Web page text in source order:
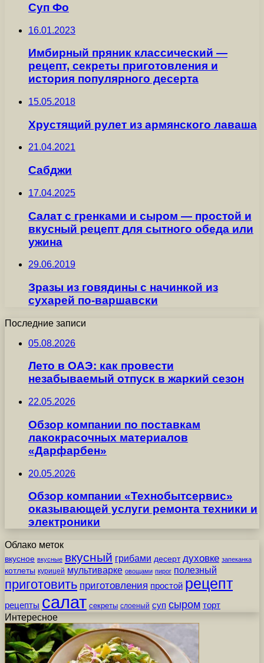
Суп Фо
16.01.2023
Имбирный пряник классический —
рецепт, секреты приготовления и
история популярного десерта
15.05.2018
Хрустящий рулет из армянского лаваша
21.04.2021
Сабджи
17.04.2025
Салат с гренками и сыром — простой и
вкусный рецепт для сытного обеда или
ужина
29.06.2019
Зразы из говядины с начинкой из
сухарей по-варшавски
Последние записи
05.08.2026
Лето в ОАЭ: как провести
незабываемый отпуск в жаркий сезон
22.05.2026
Обзор компании по поставкам
лакокрасочных материалов
«Дарфарбен»
20.05.2026
Обзор компании «Технобытсервис»
оказывающей услуги ремонта техники и
электроники
Облако меток
вкусное вкусные вкусный грибами десерт духовке запеканка
котлеты курицей мультиварке овощами пирог полезный
приготовить приготовления простой рецепт
рецепты салат секреты слоеный суп сыром торт
Интересное